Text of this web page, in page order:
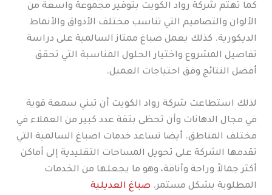
كما تهتم شركة رواد الكويت بتوفير مجموعة واسعة من
الألوان والتصاميم التي تناسب مختلف الأذواق والأنماط
الديكورية. كذلك يعمل صباغ ممتاز السالمية على دراسة
تفاصيل المشروع واختيار الحلول المناسبة التي تحقق
أفضل النتائج وفق احتياجات العميل.
لذلك استطاعت شركة رواد الكويت أن تبني سمعة قوية
في مجال الدهانات وأن تحظى بثقة عدد كبير من العملاء في
مختلف المناطق. أيضا تساعد خدمات اصباغ السالمية التي
تقدمها الشركة على تحويل المساحات التقليدية إلى أماكن
أكثر جمالاً وراحة وأناقة، وهو ما يجعلها من الخدمات
المطلوبة بشكل مستمر. صباغ العديلية